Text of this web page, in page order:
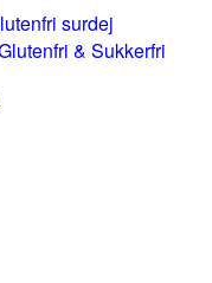
surdej
& Sukkerfri